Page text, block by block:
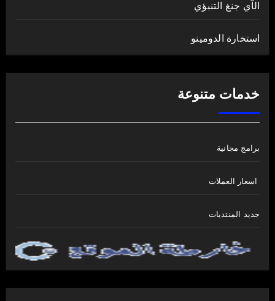
الآي جنغ التنبؤي
استخارة الدومينو
خدمات متنوعة
برامج مجانية
اسعار العملات
جديد المنتديات